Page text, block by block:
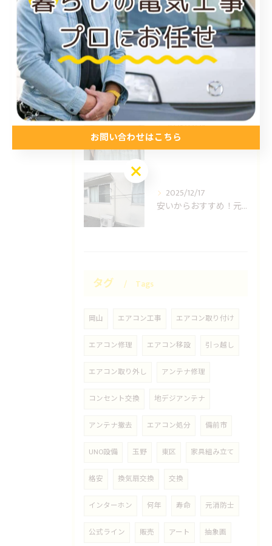
最近の投稿 Recent Posts
2026/01/15
2025/12/24
2025/12/17
安いからおすすめ！元消防士の岡山エアコン取り付け業者はUNO設備へ！
タグ Tags
岡山 エアコン工事 エアコン取り付け
エアコン修理 エアコン移設 引っ越し
エアコン取り外し アンテナ修理
コンセント交換 地デジアンテナ
アンテナ撤去 エアコン処分 備前市
UNO設備 玉野 東区 家具組み立て
格安 換気扇交換 交換
インターホン 何年 寿命 元消防士
公式ライン 販売 アート 抽象画
お問い合わせはこちら
お問い合わせはこちら